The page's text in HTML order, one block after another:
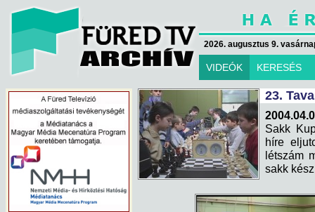
2026. augusztus 9.
VIDEÓK KERESÉS
23.
Sakk
híre
létszám
sakk